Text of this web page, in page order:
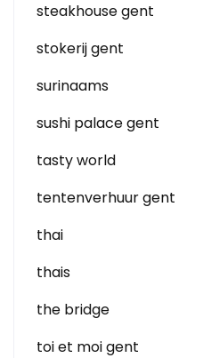
steakhouse gent
stokerij gent
surinaams
sushi palace gent
tasty world
tentenverhuur gent
thai
thais
the bridge
toi et moi gent